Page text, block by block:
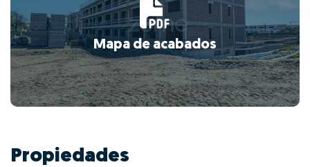
Mapa de acabados
Propiedades